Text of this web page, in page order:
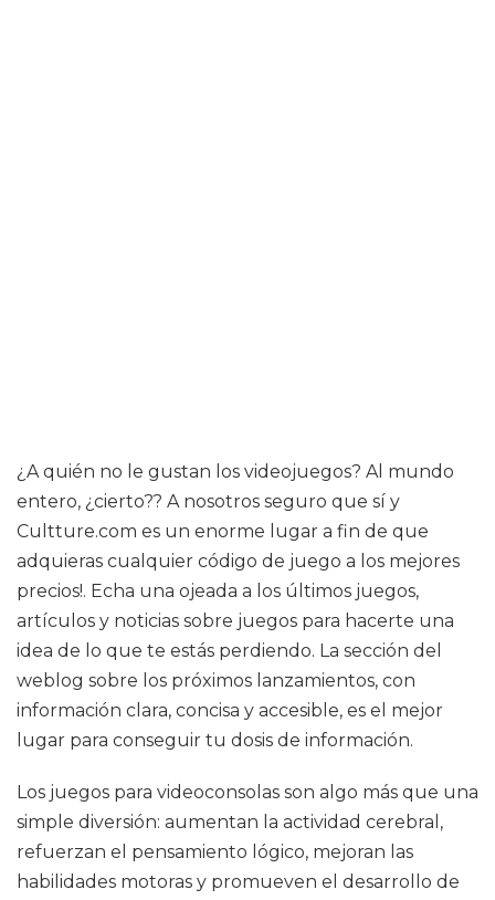
¿A quién no le gustan los videojuegos? Al mundo
entero, ¿cierto?? A nosotros seguro que sí y
Cultture.com es un enorme lugar a fin de que
adquieras cualquier código de juego a los mejores
precios!. Echa una ojeada a los últimos juegos,
artículos y noticias sobre juegos para hacerte una
idea de lo que te estás perdiendo. La sección del
weblog sobre los próximos lanzamientos, con
información clara, concisa y accesible, es el mejor
lugar para conseguir tu dosis de información.
Los juegos para videoconsolas son algo más que una
simple diversión: aumentan la actividad cerebral,
refuerzan el pensamiento lógico, mejoran las
habilidades motoras y promueven el desarrollo de